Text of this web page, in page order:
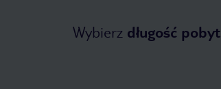
Wybierz długość